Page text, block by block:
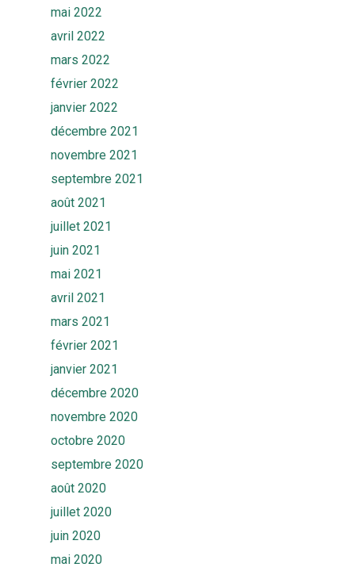
mai 2022
avril 2022
mars 2022
février 2022
janvier 2022
décembre 2021
novembre 2021
septembre 2021
août 2021
juillet 2021
juin 2021
mai 2021
avril 2021
mars 2021
février 2021
janvier 2021
décembre 2020
novembre 2020
octobre 2020
septembre 2020
août 2020
juillet 2020
juin 2020
mai 2020